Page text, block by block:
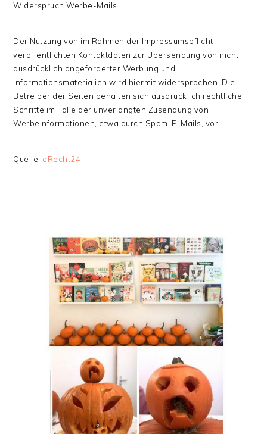
Widerspruch Werbe-Mails
Der Nutzung von im Rahmen der Impressumspflicht
veröffentlichten Kontaktdaten zur Übersendung von nicht
ausdrücklich angeforderter Werbung und
Informationsmaterialien wird hiermit widersprochen. Die
Betreiber der Seiten behalten sich ausdrücklich rechtliche
Schritte im Falle der unverlangten Zusendung von
Werbeinformationen, etwa durch Spam-E-Mails, vor.
Quelle: eRecht24
SIDEBAR